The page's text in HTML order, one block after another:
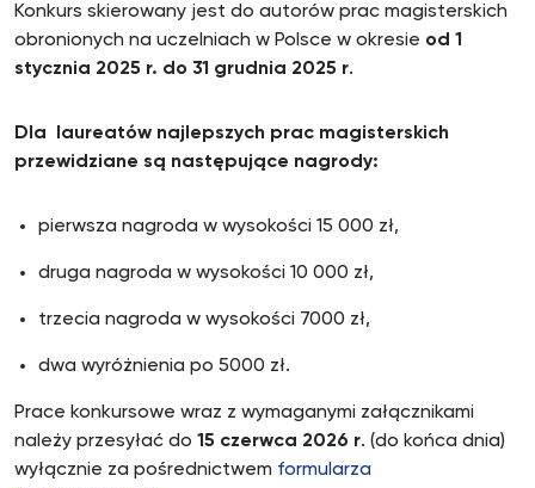
Konkurs skierowany jest do autorów prac magisterskich
obronionych na uczelniach w Polsce w okresie od 1
stycznia 2025 r. do 31 grudnia 2025 r.
Dla laureatów najlepszych prac magisterskich
przewidziane są następujące nagrody:
pierwsza nagroda w wysokości 15 000 zł,
druga nagroda w wysokości 10 000 zł,
trzecia nagroda w wysokości 7000 zł,
dwa wyróżnienia po 5000 zł.
Prace konkursowe wraz z wymaganymi załącznikami
należy przesyłać do 15 czerwca 2026 r. (do końca dnia)
wyłącznie za pośrednictwem formularza